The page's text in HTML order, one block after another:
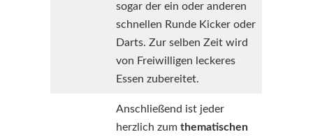
sogar der ein oder anderen
schnellen Runde Kicker oder
Darts. Zur selben Zeit wird
von Freiwilligen leckeres
Essen zubereitet.
Anschließend ist jeder
herzlich zumthematischen